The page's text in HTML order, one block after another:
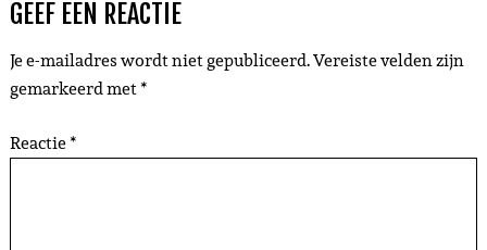
GEEF EEN REACTIE
Je e-mailadres wordt niet gepubliceerd.Vereiste velden zijn
gemarkeerd met*
Reactie*